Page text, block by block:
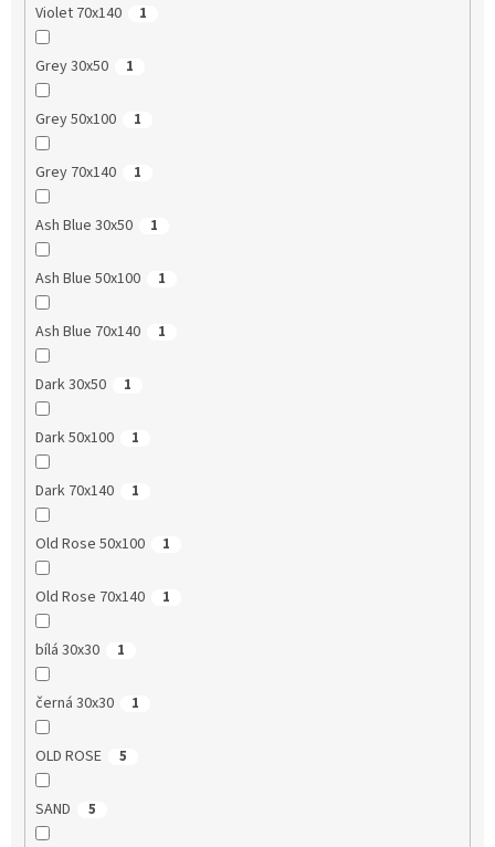
Violet 70x140 1
Grey 30x50 1
Grey 50x100 1
Grey 70x140 1
Ash Blue 30x50 1
Ash Blue 50x100 1
Ash Blue 70x140 1
Dark 30x50 1
Dark 50x100 1
Dark 70x140 1
Old Rose 50x100 1
Old Rose 70x140 1
bílá 30x30 1
černá 30x30 1
OLD ROSE 5
SAND 5